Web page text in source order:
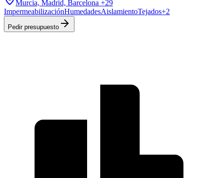
Murcia, Madrid, Barcelona +29
ImpermeabilizaciónHumedadesAislamientoTejados+2
Pedir presupuesto